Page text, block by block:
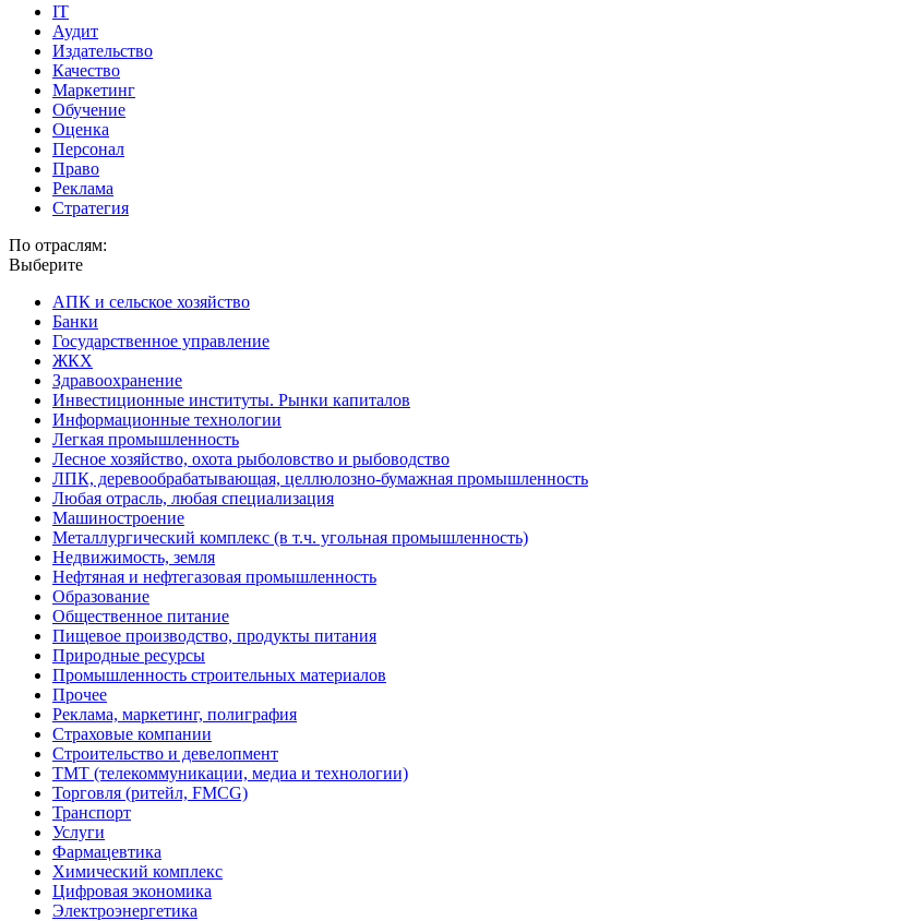
IT
Аудит
Издательство
Качество
Маркетинг
Обучение
Оценка
Персонал
Право
Реклама
Стратегия
По отраслям:
Выберите
АПК и сельское хозяйство
Банки
Государственное управление
ЖКХ
Здравоохранение
Инвестиционные институты. Рынки капиталов
Информационные технологии
Легкая промышленность
Лесное хозяйство, охота рыболовство и рыбоводство
ЛПК, деревообрабатывающая, целлюлозно-бумажная промышленность
Любая отрасль, любая специализация
Машиностроение
Металлургический комплекс (в т.ч. угольная промышленность)
Недвижимость, земля
Нефтяная и нефтегазовая промышленность
Образование
Общественное питание
Пищевое производство, продукты питания
Природные ресурсы
Промышленность строительных материалов
Прочее
Реклама, маркетинг, полиграфия
Страховые компании
Строительство и девелопмент
ТМТ (телекоммуникации, медиа и технологии)
Торговля (ритейл, FMCG)
Транспорт
Услуги
Фармацевтика
Химический комплекс
Цифровая экономика
Электроэнергетика